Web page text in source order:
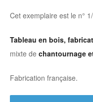
Cet exemplaire est le n°
Tableau en bois,
mixte de chantournage
Fabrication française.